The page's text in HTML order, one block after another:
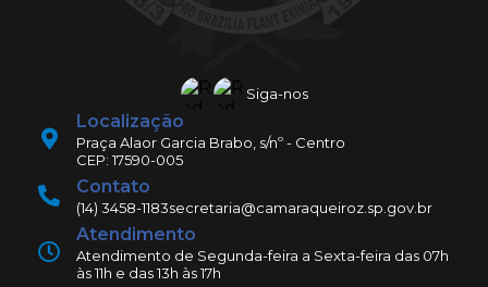
Siga-nos
Localização
Praça Alaor Garcia Brabo, s/nº - Centro
CEP: 17590-005
Contato
(14) 3458-1183secretaria@camaraqueiroz.sp.gov.br
Atendimento
Atendimento de Segunda-feira a Sexta-feira das 07h
às 11h e das 13h às 17h